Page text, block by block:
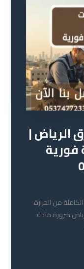
الرياض |
فورية
من الحرارة
ضرورة ملحة